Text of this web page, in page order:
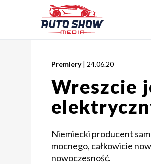
Premiery | 24.06.20
Wreszcie
Niemiecki producent
mocnego, całkowicie
nowoczesność.